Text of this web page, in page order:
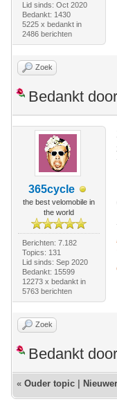
Lid sinds: Oct 2020
Bedankt: 1430
5225 x bedankt in
2486 berichten
Zoek
Bedankt
365cycle
the best velomobile in
the world
Berichten: 7.182
Topics: 131
Lid sinds: Sep 2020
Bedankt: 15599
12273 x bedankt in
5763 berichten
Zoek
Bedankt
« Ouder topic